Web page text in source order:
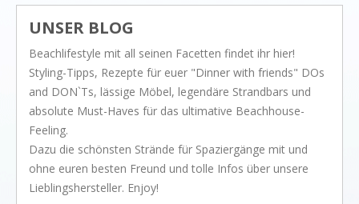
Showroom
STYLES
Rivièra Style
Hampton Style
Nordic Style
BRANDS
Rivièra Maison
Ocean House
UNSER BLOG
Beachlifestyle mit all seinen Facetten findet ihr hier!
Styling-Tipps, Rezepte für euer "Dinner with friends" DOs
and DON`Ts, lässige Möbel, legendäre Strandbars und
absolute Must-Haves für das ultimative Beachhouse-
Feeling.
Dazu die schönsten Strände für Spaziergänge mit und
ohne euren besten Freund und tolle Infos über unsere
Lieblingshersteller. Enjoy!